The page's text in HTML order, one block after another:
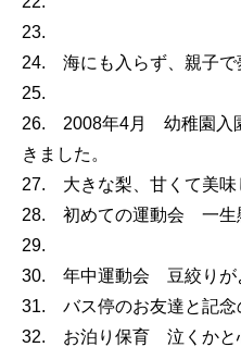
23.
24. 海にも入らず、親子で
25.
26. 2008年4月 幼稚園
きました。
27. 大きな梨、甘くて美味
28. 初めての運動会 一生
29.
30. 年中運動会 豆絞りが
31. バス停のお友達と記念
32. お泊り保育 泣くかと